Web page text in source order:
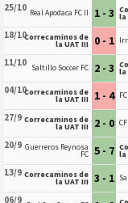
25/10 Real Apodaca FC II 1 - 3 la
18/10Correcaminos de
la UAT III 0 - 1
11/10 Saltillo Soccer FC 2 - 3 la
04/10Correcaminos de
la UAT III 1 - 4
27/9 Correcaminos de
la UAT III 2 - 0
20/9 Guerreros Reynosa
FC 5 - 7 la
13/9 Correcaminos de
la UAT III 3 - 1
06/9